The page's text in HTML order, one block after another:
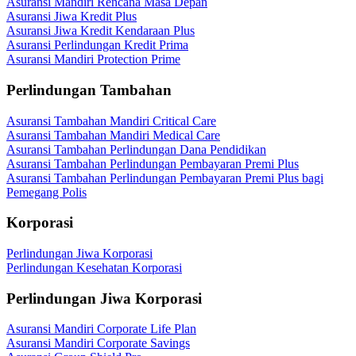
Asuransi Jiwa Kredit Plus
Asuransi Jiwa Kredit Kendaraan Plus
Asuransi Perlindungan Kredit Prima
Asuransi Mandiri Protection Prime
Perlindungan Tambahan
Asuransi Tambahan Mandiri Critical Care
Asuransi Tambahan Mandiri Medical Care
Asuransi Tambahan Perlindungan Dana Pendidikan
Asuransi Tambahan Perlindungan Pembayaran Premi Plus
Asuransi Tambahan Perlindungan Pembayaran Premi Plus bagi
Pemegang Polis
Korporasi
Perlindungan Jiwa Korporasi
Perlindungan Kesehatan Korporasi
Perlindungan Jiwa Korporasi
Asuransi Mandiri Corporate Life Plan
Asuransi Mandiri Corporate Savings